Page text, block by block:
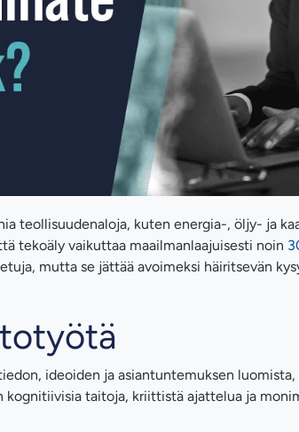
teollisuudenaloja, kuten energia-, öljy- ja
tekoäly vaikuttaa maailmanlaajuisesti noin
mutta se jättää avoimeksi häiritsevän
ideoiden ja asiantuntemuksen luomista,
taitoja, kriittistä ajattelua ja